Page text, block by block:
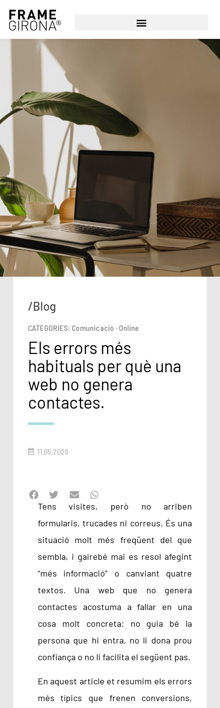
/Blog
CATEGORIES: Comunicació · Online
Els errors més
habituals per què una
web no genera
contactes.
11.05.2026
Tens visites, però no arriben
formularis, trucades ni correus. És una
situació molt més freqüent del que
sembla, i gairebé mai es resol afegint
“més informació” o canviant quatre
textos. Una web que no genera
contactes acostuma a fallar en una
cosa molt concreta: no guia bé la
persona que hi entra, no li dona prou
confiança o no li facilita el següent pas.
En aquest article et resumim els errors
més típics que frenen conversions,